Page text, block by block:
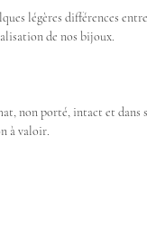
légères différences
de nos bijoux.
non porté, intact et dans
à valoir.